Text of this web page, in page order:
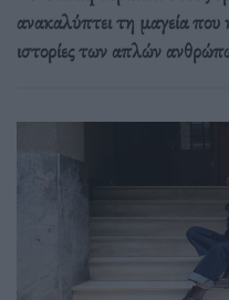
ανακαλύπτει τη μαγεία που
ιστορίες των απλών